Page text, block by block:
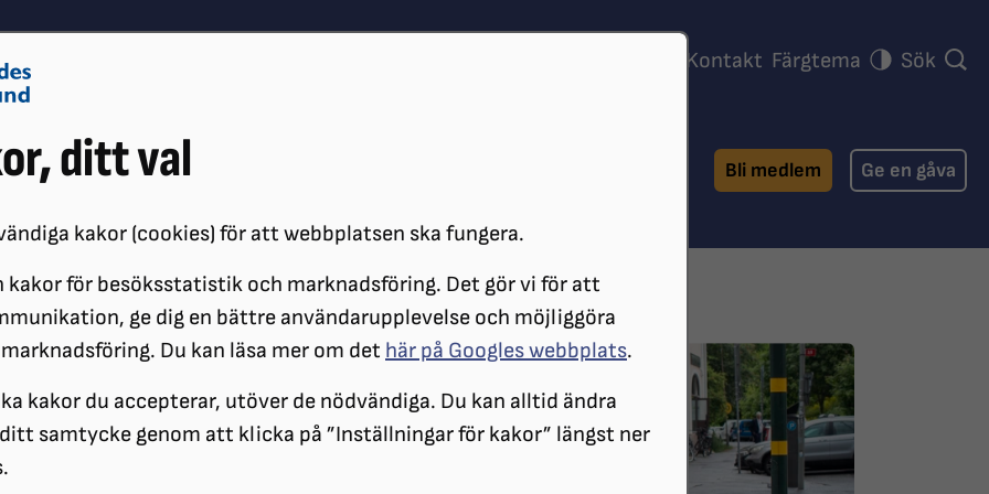
ditt val
kakor (cookies) för att webbplatsen ska fungera.
kakor för besöksstatistik och marknadsföring. Det gör vi för att
ge dig en bättre användarupplevelse och möjliggöra
Du kan läsa mer om det här på Googles webbplats.
kakor du accepterar, utöver de nödvändiga. Du kan alltid ändra
samtycke genom att klicka på ”Inställningar för kakor” längst ner
Kontakt Färgtema Sök
Påverkansarbete
Bli medlem Ge en gåva